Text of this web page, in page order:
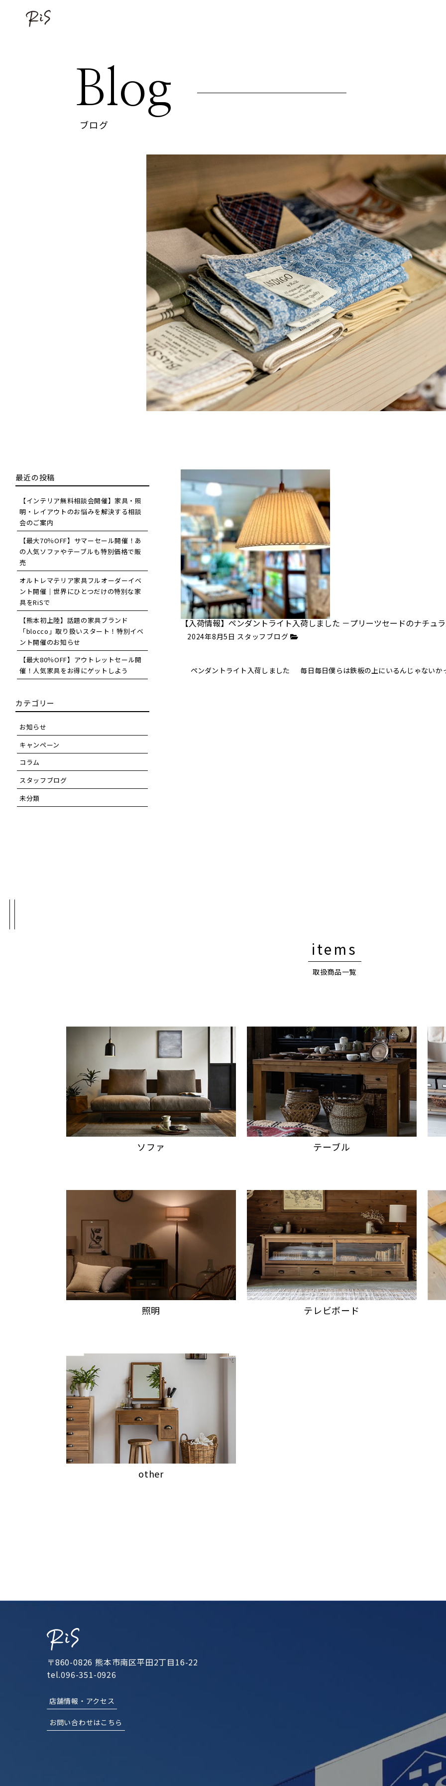
Blog
ブログ
【入荷情報】ペンダントライト入荷しました －プリーツセードのナチュ
2024年8月5日 スタッフブログ
ペンダントライト入荷しました 毎日毎日僕らは鉄板の上にいるんじゃない
最近の投稿
【インテリア無料相談会開催】家具・照
明・レイアウトのお悩みを解決する相談
会のご案内
【最大70％OFF】サマーセール開催！あ
の人気ソファやテーブルも特別価格で販
売
オルトレマテリア家具フルオーダーイベ
ント開催｜世界にひとつだけの特別な家
具をRiSで
【熊本初上陸】話題の家具ブランド
「blocco」取り扱いスタート！特別イベ
ント開催のお知らせ
【最大80％OFF】アウトレットセール開
催！人気家具をお得にゲットしよう
カテゴリー
お知らせ
キャンペーン
コラム
スタッフブログ
未分類
items
取扱商品一覧
ソファ テーブル
照明 テレビボード
other
〒860-0826 熊本市南区平田2丁目16-22
tel.096-351-0926
店舗情報・アクセス
お問い合わせはこちら